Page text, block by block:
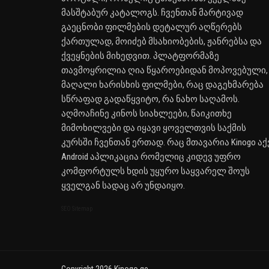
მასშტაბურ კატალოგს. ჩვენთან მარტივად
გაეცნობი ფილმების დეტალურ აღწერებს
ქართულად, მოიძებ მსახიობების, ჟანრებსა და
ქვეყნების მიხედვით. პლატფორმაზე
თავმოყრილია ღია წყაროებიდან მოპოვებული,
მაღალი ხარისხის ფილმები, რაც დაგეხმარება
სწრაფად გადაწყვიტო, რა ნახო საღამოს.
აღმოაჩინე კინოს სიახლეები, წაიკითხე
მიმოხილვები და იყავი ყოველთვის საქმის
კურსში ჩვენთან ერთად. რაც მთავარია Kinogo
Android აპლიკაცია რომელიც კიდევ უფრო
კომფორტულს ხდის უყურო საყვარელ შოუს
ყველგან სადაც არ უნდაიყო.